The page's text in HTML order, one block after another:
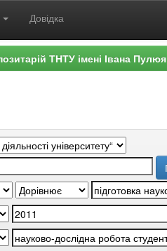
Довідка
ТНТУ імені Івана Пулюя